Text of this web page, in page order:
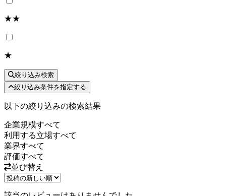
★★
★
絞り込み検索
絞り込み条件を指定する
以下の絞り込みの検索結果
企業規模すべて
利用する立場すべて
業界すべて
評価すべて
並び替え